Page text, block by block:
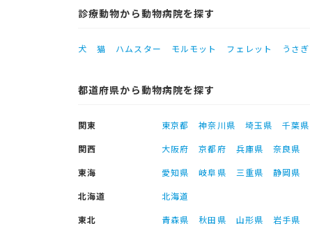
診療動物から動物病院を探す
犬 猫 ハムスター モルモット フェレット うさぎ
都道府県から動物病院を探す
関東 東京都 神奈川県 埼玉県 千葉県
関西
大阪府 京都府 兵庫県 奈良県
東海
愛知県 岐阜県 三重県
静岡県
北海道
北海道
東北
青森県 秋田県 山形県 岩手県